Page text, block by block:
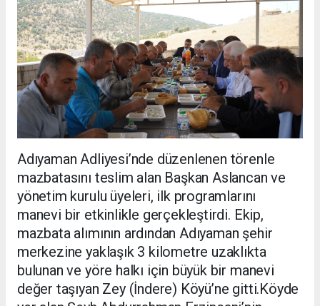
Adıyaman Adliyesi’nde düzenlenen törenle
mazbatasını teslim alan Başkan Aslancan ve
yönetim kurulu üyeleri, ilk programlarını
manevi bir etkinlikle gerçekleştirdi. Ekip,
mazbata alımının ardından Adıyaman şehir
merkezine yaklaşık 3 kilometre uzaklıkta
bulunan ve yöre halkı için büyük bir manevi
değer taşıyan Zey (İndere) Köyü’ne gitti.Köyde